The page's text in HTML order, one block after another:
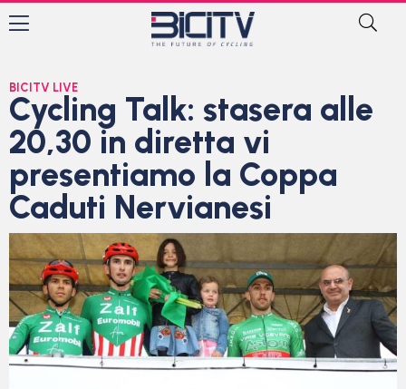
BICITV LIVE
Cycling Talk: stasera alle
20,30 in diretta vi
presentiamo la Coppa
Caduti Nervianesi